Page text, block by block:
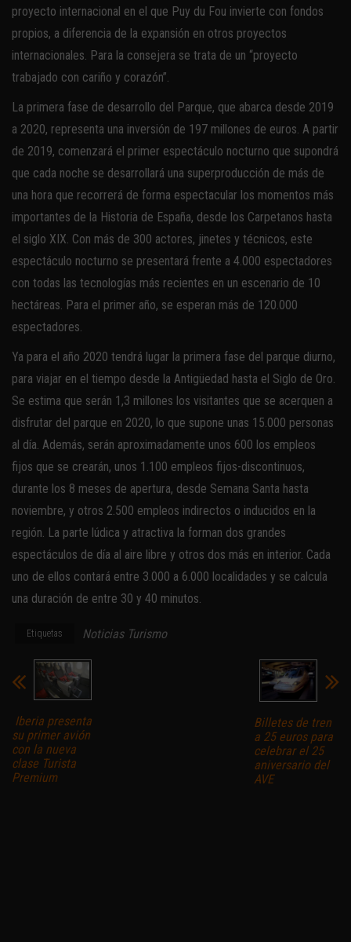
proyecto internacional en el que Puy du Fou invierte con fondos
propios, a diferencia de la expansión en otros proyectos
internacionales. Para la consejera se trata de un “proyecto
trabajado con cariño y corazón”.
La primera fase de desarrollo del Parque, que abarca desde 2019
a 2020, representa una inversión de 197 millones de euros. A partir
de 2019, comenzará el primer espectáculo nocturno que supondrá
que cada noche se desarrollará una superproducción de más de
una hora que recorrerá de forma espectacular los momentos más
importantes de la Historia de España, desde los Carpetanos hasta
el siglo XIX. Con más de 300 actores, jinetes y técnicos, este
espectáculo nocturno se presentará frente a 4.000 espectadores
con todas las tecnologías más recientes en un escenario de 10
hectáreas. Para el primer año, se esperan más de 120.000
espectadores.
Ya para el año 2020 tendrá lugar la primera fase del parque diurno,
para viajar en el tiempo desde la Antigüedad hasta el Siglo de Oro.
Se estima que serán 1,3 millones los visitantes que se acerquen a
disfrutar del parque en 2020, lo que supone unas 15.000 personas
al día. Además, serán aproximadamente unos 600 los empleos
fijos que se crearán, unos 1.100 empleos fijos-discontinuos,
durante los 8 meses de apertura, desde Semana Santa hasta
noviembre, y otros 2.500 empleos indirectos o inducidos en la
región. La parte lúdica y atractiva la forman dos grandes
espectáculos de día al aire libre y otros dos más en interior. Cada
uno de ellos contará entre 3.000 a 6.000 localidades y se calcula
una duración de entre 30 y 40 minutos.
Etiquetas Noticias Turismo
Iberia presenta
su primer avión
con la nueva
clase Turista
Premium
Billetes de tren
a 25 euros para
celebrar el 25
aniversario del
AVE